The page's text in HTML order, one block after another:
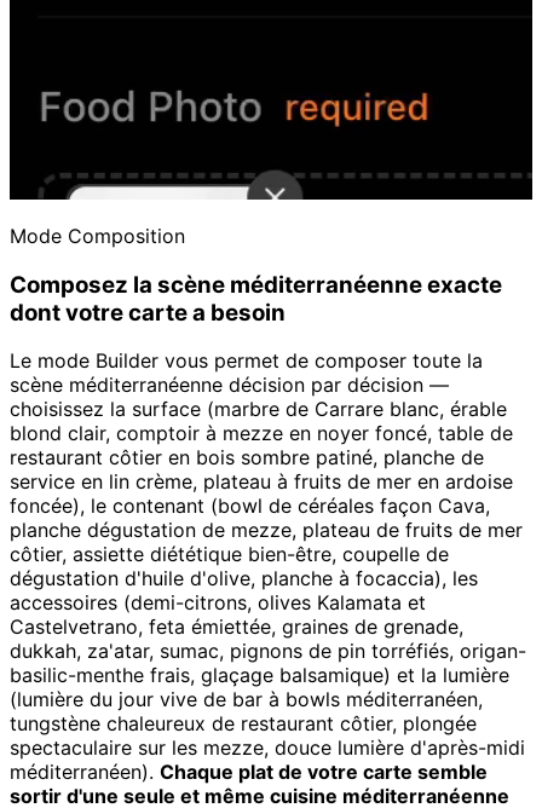
Mode Composition
Composez la scène méditerranéenne exacte
dont votre carte a besoin
Le mode Builder vous permet de composer toute la
scène méditerranéenne décision par décision —
choisissez la surface (marbre de Carrare blanc, érable
blond clair, comptoir à mezze en noyer foncé, table de
restaurant côtier en bois sombre patiné, planche de
service en lin crème, plateau à fruits de mer en ardoise
foncée), le contenant (bowl de céréales façon Cava,
planche dégustation de mezze, plateau de fruits de mer
côtier, assiette diététique bien-être, coupelle de
dégustation d'huile d'olive, planche à focaccia), les
accessoires (demi-citrons, olives Kalamata et
Castelvetrano, feta émiettée, graines de grenade,
dukkah, za'atar, sumac, pignons de pin torréfiés, origan-
basilic-menthe frais, glaçage balsamique) et la lumière
(lumière du jour vive de bar à bowls méditerranéen,
tungstène chaleureux de restaurant côtier, plongée
spectaculaire sur les mezze, douce lumière d'après-midi
méditerranéen). Chaque plat de votre carte semble
sortir d'une seule et même cuisine méditerranéenne